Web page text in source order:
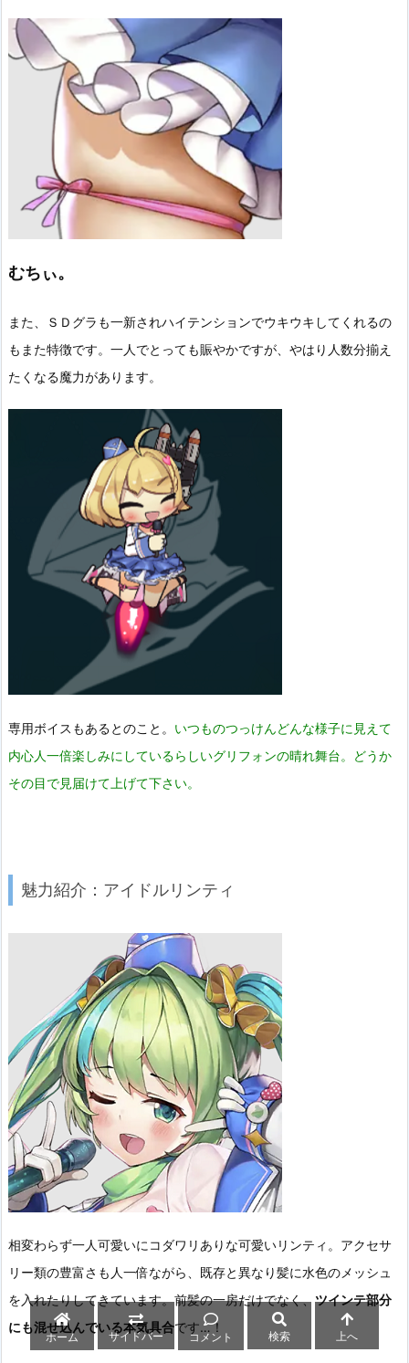
むちぃ。
また、ＳＤグラも一新されハイテンションでウキウキしてくれるの
もまた特徴です。一人でとっても賑やかですが、やはり人数分揃え
たくなる魔力があります。
専用ボイスもあるとのこと。 いつものつっけんどんな様子に見えて
内心人一倍楽しみにしているらしいグリフォンの晴れ舞台。どうか
その目で見届けて上げて下さい。
魅力紹介：アイドルリンティ
相変わらず一人可愛いにコダワリありな可愛いリンティ。アクセサ
リー類の豊富さも人一倍ながら、既存と異なり髪に水色のメッシュ
を入れたりしてきています。前髪の一房だけでなく、 ツインテ部分
にも混ぜ込んでいる本気具合です…！
ホーム サイドバー コメント 検索 上へ